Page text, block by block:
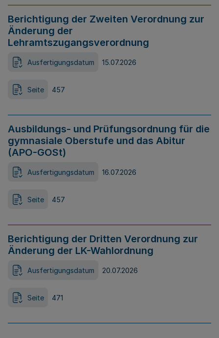
Berichtigung der Zweiten Verordnung zur
Änderung der
Lehramtszugangsverordnung
Ausfertigungsdatum 15.07.2026
Seite 457
Ausbildungs- und Prüfungsordnung für die
gymnasiale Oberstufe und das Abitur
(APO-GOSt)
Ausfertigungsdatum 16.07.2026
Seite 457
Berichtigung der Dritten Verordnung zur
Änderung der LK-Wahlordnung
Ausfertigungsdatum 20.07.2026
Seite 471